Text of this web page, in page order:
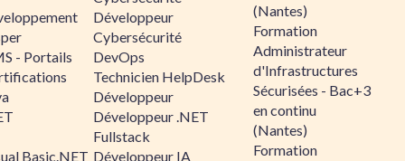
- Portails
Basic.NET
Développeur
Cybersécurité
DevOps
Technicien HelpDesk
Développeur
Développeur .NET
Fullstack
Développeur IA
(Nantes)
Formation
Administrateur
d'Infrastructures
Sécurisées - Bac+3
en continu
(Nantes)
Formation